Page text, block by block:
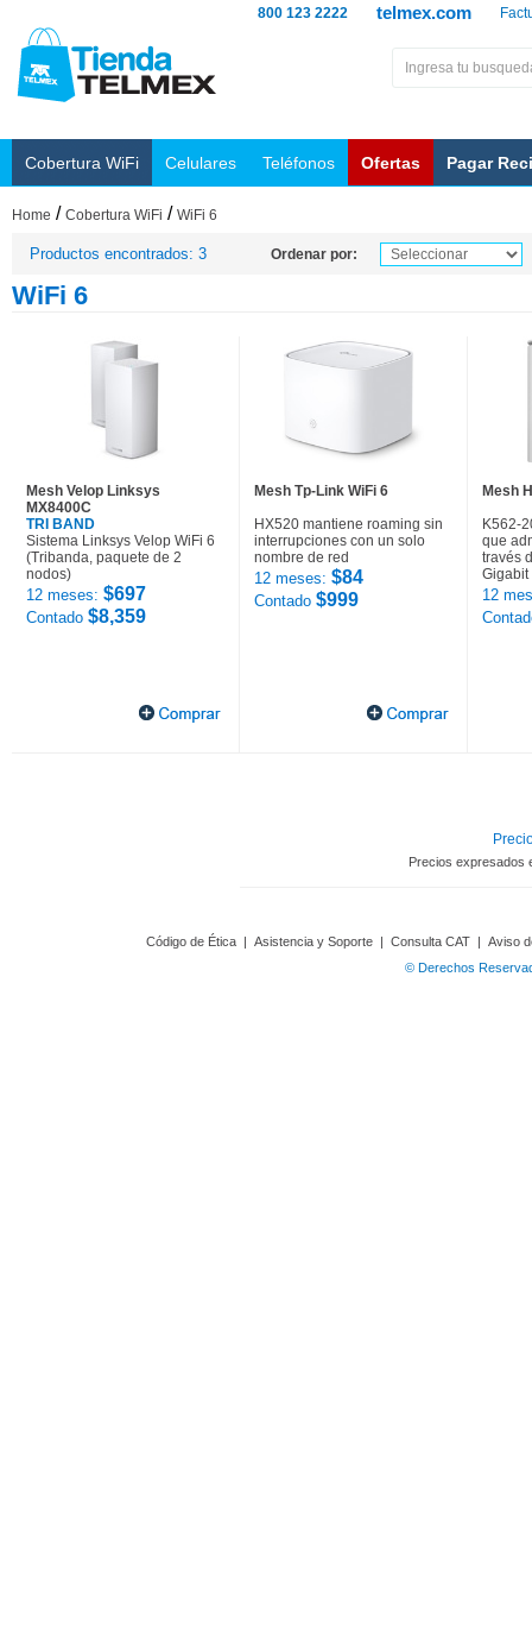
telmex.com
800 123 2222
Cobertura WiFi Celulares Teléfonos Ofertas Pagar
Home / Cobertura WiFi / WiFi 6
Productos encontrados: 3 Ordenar por:
WiFi 6
Mesh Velop Linksys
MX8400C
TRI BAND
Sistema Linksys Velop WiFi 6
(Tribanda, paquete de 2
nodos)
12 meses: $697
Contado $8,359
Mesh Tp-Link WiFi 6
HX520 mantiene roaming sin
interrupciones con un solo
nombre de red
12 meses: $84
Contado $999
Mesh
K562-
que
través
Gigabit
12
Precios expresados
Código de Ética | Asistencia y Soporte | Consulta CAT | Aviso
© Derechos